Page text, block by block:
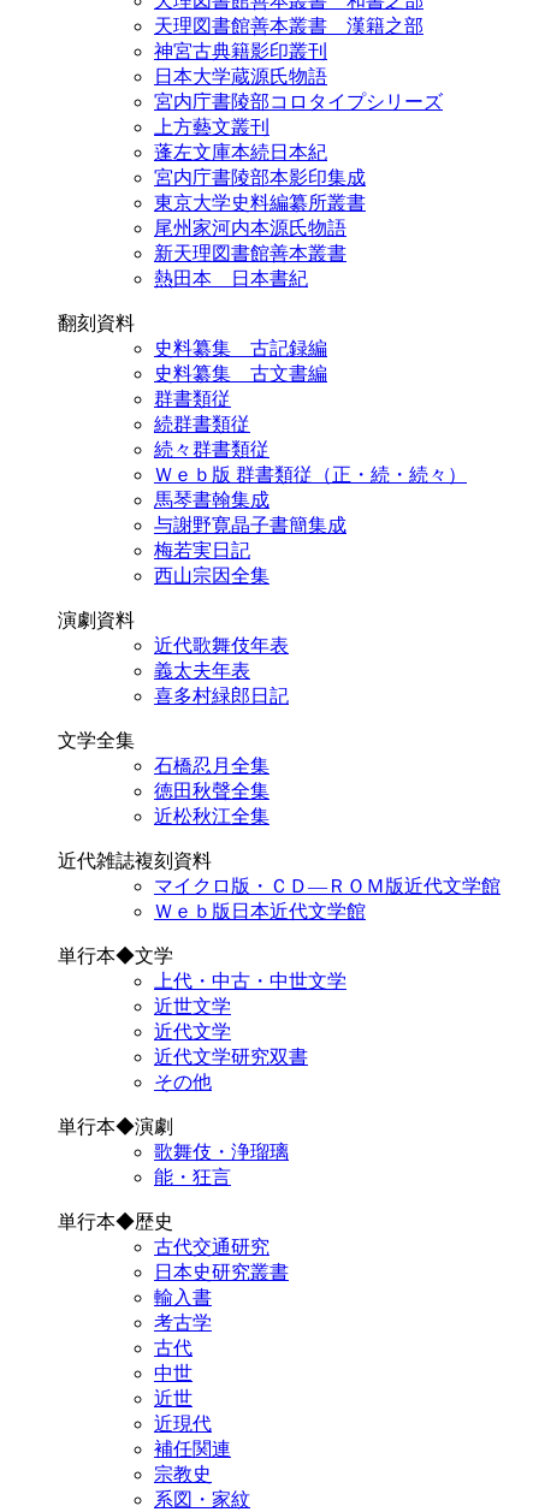
天理図書館善本叢書 漢籍之部
神宮古典籍影印叢刊
日本大学蔵源氏物語
宮内庁書陵部コロタイプシリーズ
上方藝文叢刊
蓬左文庫本続日本紀
宮内庁書陵部本影印集成
東京大学史料編纂所叢書
尾州家河内本源氏物語
新天理図書館善本叢書
熱田本 日本書紀
翻刻資料
史料纂集 古記録編
史料纂集 古文書編
群書類従
続群書類従
続々群書類従
Ｗｅｂ版 群書類従（正・続・続々）
馬琴書翰集成
与謝野寛晶子書簡集成
梅若実日記
西山宗因全集
演劇資料
近代歌舞伎年表
義太夫年表
喜多村緑郎日記
文学全集
石橋忍月全集
徳田秋聲全集
近松秋江全集
近代雑誌複刻資料
マイクロ版・ＣＤ―ＲＯＭ版近代文学館
Ｗｅｂ版日本近代文学館
単行本◆文学
上代・中古・中世文学
近世文学
近代文学
近代文学研究双書
その他
単行本◆演劇
歌舞伎・浄瑠璃
能・狂言
単行本◆歴史
古代交通研究
日本史研究叢書
輸入書
考古学
古代
中世
近世
近現代
補任関連
宗教史
系図・家紋